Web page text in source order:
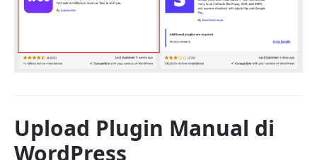
Upload Plugin Manual di
WordPress